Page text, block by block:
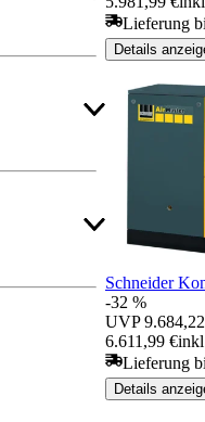
Lieferung
Details
Schneider
-32 %
UVP
6.611,99 €
Lieferung
Details